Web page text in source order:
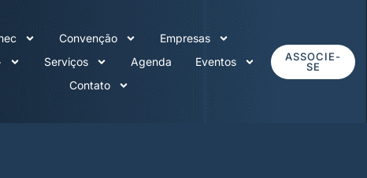
ASSOCIE-
SE
Convenção
Empresas
Serviços Agenda
Eventos
Contato